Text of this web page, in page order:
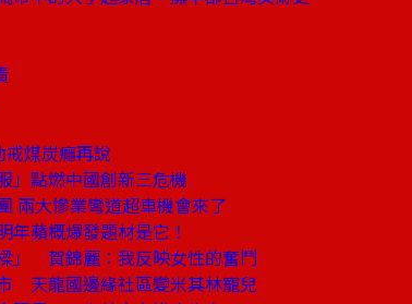
煤炭癮再說
」點燃中國創新三危機
兩大慘業彎道超車機會來了
蘋概爆發題材是它！
」 賀錦麗：我反映女性的奮鬥
天龍國邊緣社區變米其林寵兒